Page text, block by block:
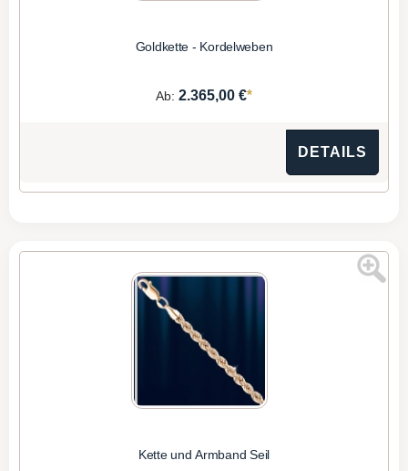
Goldkette - Kordelweben
Ab: 2.365,00 €*
DETAILS
Kette und Armband Seil